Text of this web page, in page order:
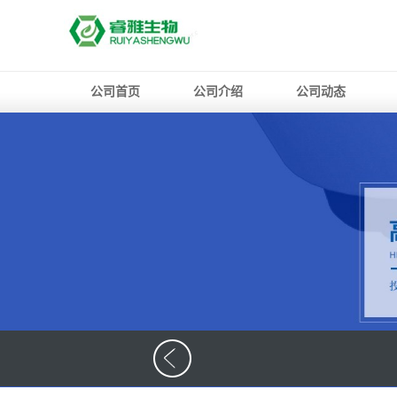
公司首页 公司介绍 公司动态